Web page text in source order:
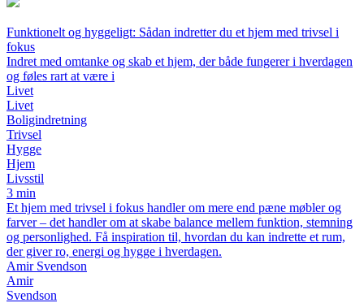
Funktionelt og hyggeligt: Sådan indretter du et hjem med trivsel i
fokus
Indret med omtanke og skab et hjem, der både fungerer i hverdagen
og føles rart at være i
Livet
Livet
Boligindretning
Trivsel
Hygge
Hjem
Livsstil
3 min
Et hjem med trivsel i fokus handler om mere end pæne møbler og
farver – det handler om at skabe balance mellem funktion, stemning
og personlighed. Få inspiration til, hvordan du kan indrette et rum,
der giver ro, energi og hygge i hverdagen.
Amir Svendson
Amir
Svendson